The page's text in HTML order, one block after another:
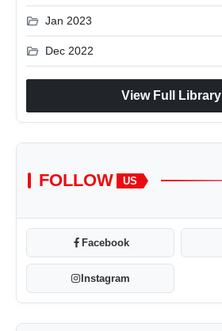
folder_open Jan 2023
folder_open Dec 2022
View Full Library
FOLLOW US
Facebook
Instagram